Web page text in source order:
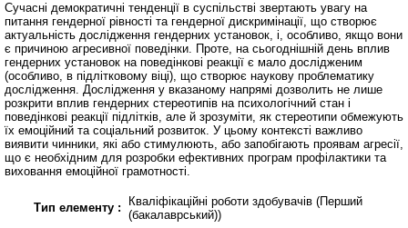
Сучасні демократичні тенденції в суспільстві звертають увагу на
питання гендерної рівності та гендерної дискримінації, що створює
актуальність дослідження гендерних установок, і, особливо, якщо вони
є причиною агресивної поведінки. Проте, на сьогоднішній день вплив
гендерних установок на поведінкові реакції є мало дослідженим
(особливо, в підлітковому віці), що створює наукову проблематику
дослідження. Дослідження у вказаному напрямі дозволить не лише
розкрити вплив гендерних стереотипів на психологічний стан і
поведінкові реакції підлітків, але й зрозуміти, як стереотипи обмежують
їх емоційний та соціальний розвиток. У цьому контексті важливо
виявити чинники, які або стимулюють, або запобігають проявам агресії,
що є необхідним для розробки ефективних програм профілактики та
виховання емоційної грамотності.
Тип елементу :
Кваліфікаційні роботи здобувачів (Перший
(бакалаврський))